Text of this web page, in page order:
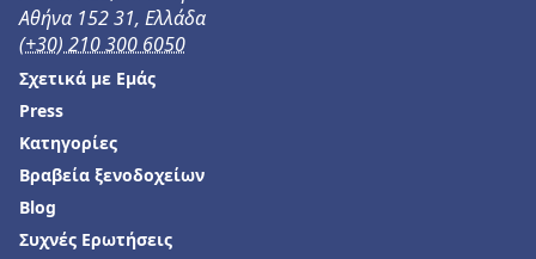
Αθήνα 152 31, Ελλάδα
(+30) 210 300 6050
Σχετικά με Εμάς
Press
Κατηγορίες
Βραβεία ξενοδοχείων
Blog
Συχνές Ερωτήσεις